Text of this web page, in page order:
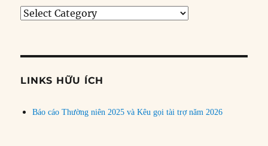
Tìm
đề
LINKS HỮU ÍCH
Báo cáo Thường niên 2025 và Kêu gọi tài trợ năm 2026